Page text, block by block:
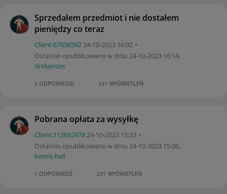
Sprzedałem przedmiot i nie dostałem
pieniędzy co teraz
Client:67036592‎24-10-2023 16:02
Ostatnio opublikowano w dniu ‎24-10-2023 16:14,
drekenzes
3 ODPOWIEDZI 331 WYŚWIETLEŃ
Pobrana opłata za wysyłkę
Client:112692978‎24-10-2023 15:33
Ostatnio opublikowano w dniu ‎24-10-2023 15:36,
komis-bell
1 ODPOWIEDŹ 231 WYŚWIETLEŃ